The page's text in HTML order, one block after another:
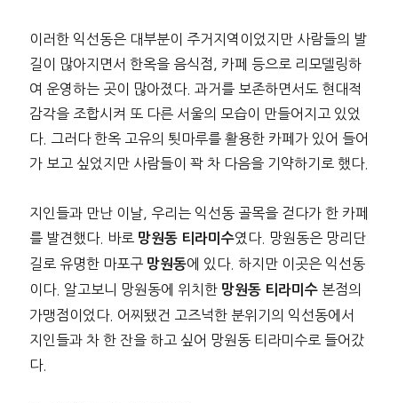
이러한 익선동은 대부분이 주거지역이었지만 사람들의 발
길이 많아지면서 한옥을 음식점, 카페 등으로 리모델링하
여 운영하는 곳이 많아졌다. 과거를 보존하면서도 현대적
감각을 조합시켜 또 다른 서울의 모습이 만들어지고 있었
다. 그러다 한옥 고유의 툇마루를 활용한 카페가 있어 들어
가 보고 싶었지만 사람들이 꽉 차 다음을 기약하기로 했다.
지인들과 만난 이날, 우리는 익선동 골목을 걷다가 한 카페
를 발견했다. 바로 망원동 티라미수였다. 망원동은 망리단
길로 유명한 마포구 망원동에 있다. 하지만 이곳은 익선동
이다. 알고보니 망원동에 위치한 망원동 티라미수본점의
가맹점이었다. 어찌됐건 고즈넉한 분위기의 익선동에서
지인들과 차 한 잔을 하고 싶어 망원동 티라미수로 들어갔
다.